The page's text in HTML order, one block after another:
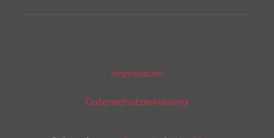
Impressum
Datenschutzerklärung